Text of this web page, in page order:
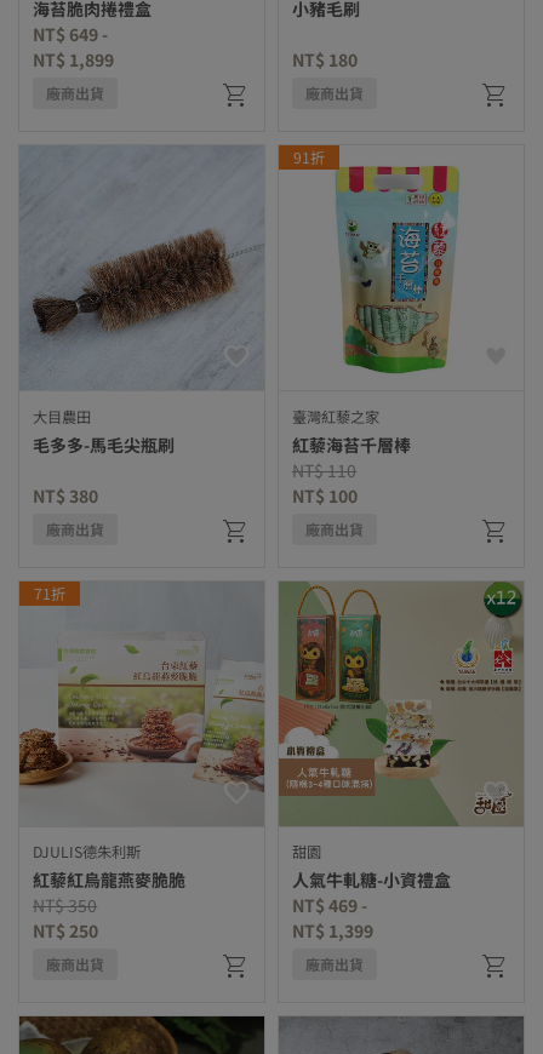
海苔脆肉捲禮盒
NT$ 649 -
NT$ 1,899
廠商出貨
小豬毛刷
NT$ 180
廠商出貨
大目農田
毛多多-馬毛尖瓶刷
NT$ 380
廠商出貨
臺灣紅藜之家
91折
紅藜海苔千層棒
Price reduced from
NT$ 110to
NT$ 100
廠商出貨
DJULIS德朱利斯
71折
紅藜紅烏龍燕麥脆脆
Price reduced from
NT$ 350to
NT$ 250
廠商出貨
甜園
人氣牛軋糖-小資禮盒
NT$ 469 -
NT$ 1,399
廠商出貨